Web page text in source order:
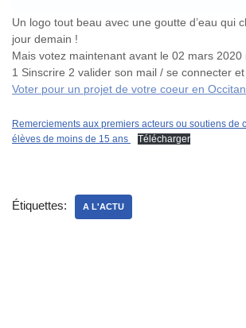
Un logo tout beau avec une goutte d’eau qui
jour demain !
Mais votez maintenant avant le 02 mars 2020
1 Sinscrire 2 valider son mail / se connecter
Voter pour un projet de votre coeur en
Remerciements aux premiers acteurs ou soutiens de
élèves de moins de 15 ans
Télécharger
Étiquettes: A L'ACTU